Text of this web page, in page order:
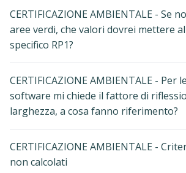
CERTIFICAZIONE AMBIENTALE - Se
aree verdi, che valori dovrei mettere
specifico RP1?
CERTIFICAZIONE AMBIENTALE - Per
software mi chiede il fattore di
larghezza, a cosa fanno riferimento?
CERTIFICAZIONE AMBIENTALE -
non calcolati